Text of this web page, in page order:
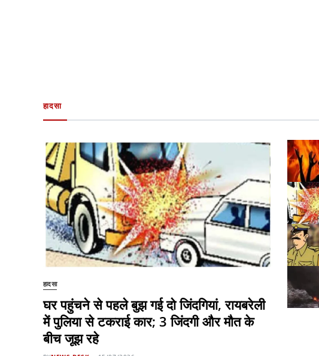
हादसा
हादसा
घर पहुंचने से पहले बुझ गई दो जिंदगियां, रायबरेली
में पुलिया से टकराई कार; 3 जिंदगी और मौत के
बीच जूझ रहे